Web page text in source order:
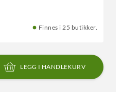
Finnes i 25 butikker.
LEGG I HANDLEKURV